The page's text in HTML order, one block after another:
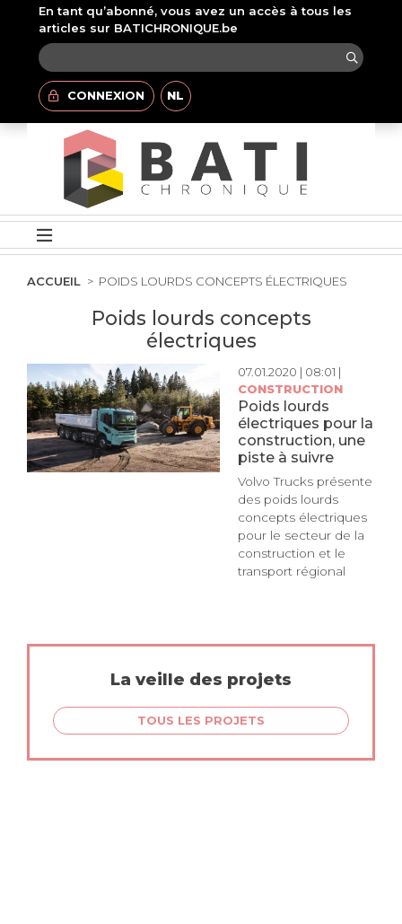
En tant qu’abonné, vous avez un accès à tous les
articles sur BATICHRONIQUE.be
CONNEXION NL
ACCUEIL POIDS LOURDS CONCEPTS ÉLECTRIQUES
Poids lourds concepts
électriques
07.01.2020 | 08:01 |
CONSTRUCTION
Poids lourds
électriques pour la
construction, une
piste à suivre
Volvo Trucks présente
des poids lourds
concepts électriques
pour le secteur de la
construction et le
transport régional
La veille des projets
TOUS LES PROJETS